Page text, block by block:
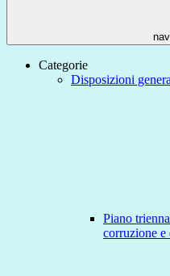
Categorie
Disposizioni
Piano
corruzione e